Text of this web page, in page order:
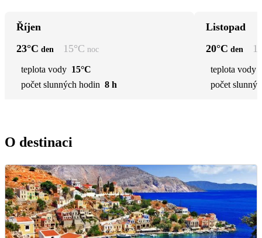
Říjen
23°C den 15°C noc
teplota vody 15°C
počet slunných hodin 8 h
Listopad
20°C den
teplota vody
počet
O destinaci